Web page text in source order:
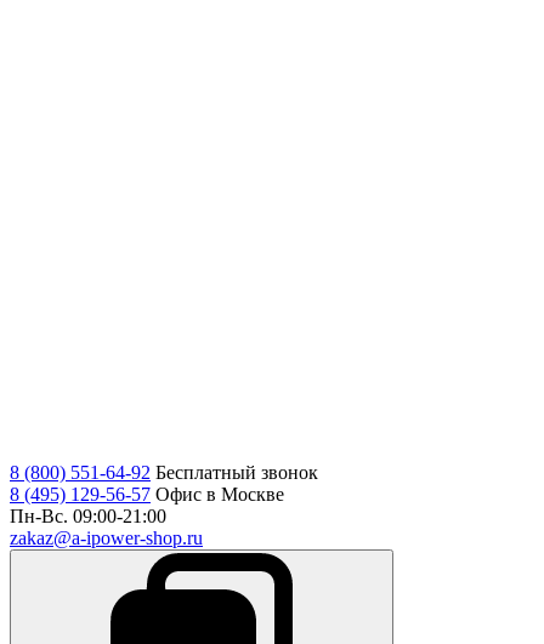
8 (800) 551-64-92 Бесплатный звонок
8 (495) 129-56-57 Офис в Москве
Пн-Вс. 09:00-21:00
zakaz@a-ipower-shop.ru